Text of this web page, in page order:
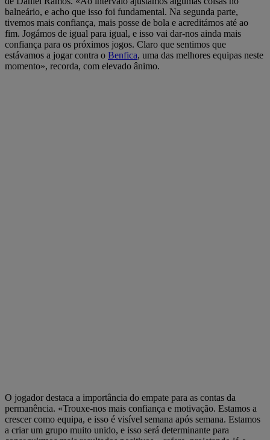
balneário, e acho que isso foi fundamental. Na segunda parte,
tivemos mais confiança, mais posse de bola e acreditámos até ao
fim. Jogámos de igual para igual, e isso vai dar-nos ainda mais
confiança para os próximos jogos. Claro que sentimos que
estávamos a jogar contra o Benfica, uma das melhores equipas neste
momento», recorda, com elevado ânimo.
O jogador destaca a importância do empate para as contas da
permanência. «Trouxe-nos mais confiança e motivação. Estamos a
crescer como equipa, e isso é visível semana após semana. Estamos
a criar um grupo muito unido, e isso será determinante para